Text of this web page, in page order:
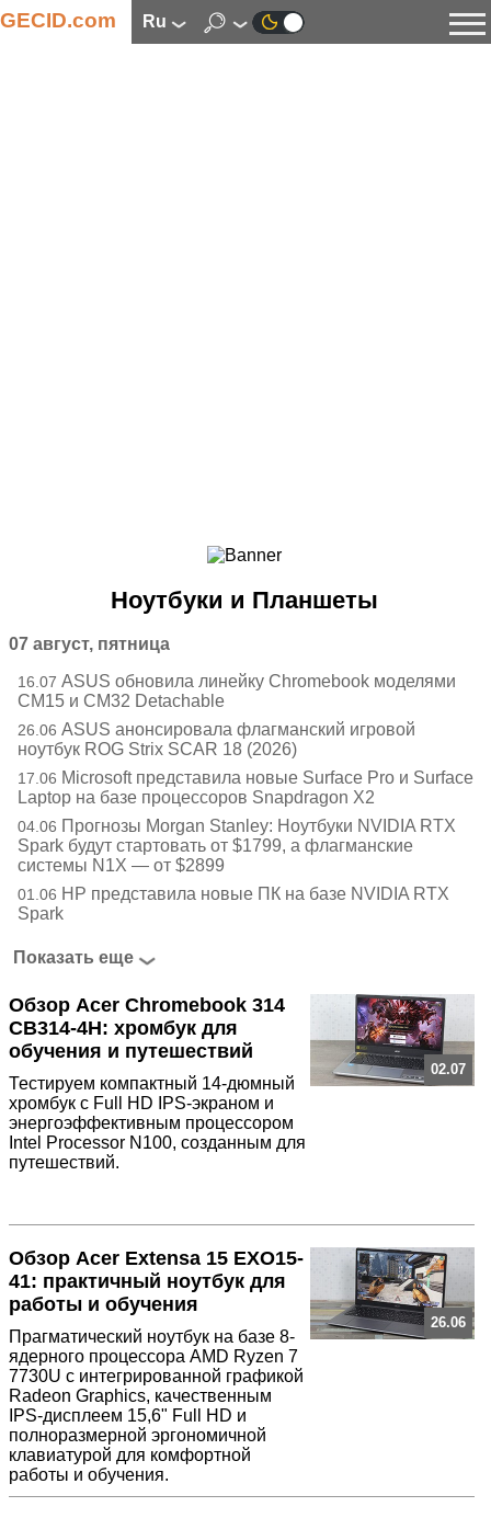
GECID.com ru
Смартфоны
Периферия
Игры
Ноутбуки и Планшеты
07 август, пятница
16.07 ASUS обновила линейку Chromebook моделями
CM15 и CM32 Detachable
26.06 ASUS анонсировала флагманский игровой
ноутбук ROG Strix SCAR 18 (2026)
17.06 Microsoft представила новые Surface Pro и Surface
Laptop на базе процессоров Snapdragon X2
04.06 Прогнозы Morgan Stanley: Ноутбуки NVIDIA RTX
Spark будут стартовать от $1799, а флагманские
системы N1X — от $2899
01.06 HP представила новые ПК на базе NVIDIA RTX
Spark
Показать еще
Обзор Acer Chromebook 314
CB314-4H: хромбук для
обучения и путешествий
Тестируем компактный 14-дюмный
хромбук с Full HD IPS-экраном и
энергоэффективным процессором
Intel Processor N100, созданным для
путешествий.
02.07
Обзор Acer Extensa 15 EXO15-
41: практичный ноутбук для
работы и обучения
Прагматический ноутбук на базе 8-
ядерного процессора AMD Ryzen 7
7730U с интегрированной графикой
Radeon Graphics, качественным
IPS-дисплеем 15,6" Full HD и
полноразмерной эргономичной
клавиатурой для комфортной
работы и обучения.
26.06